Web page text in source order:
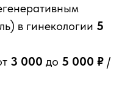
в гинекологии 5
3 000 до 5 000 ₽ /